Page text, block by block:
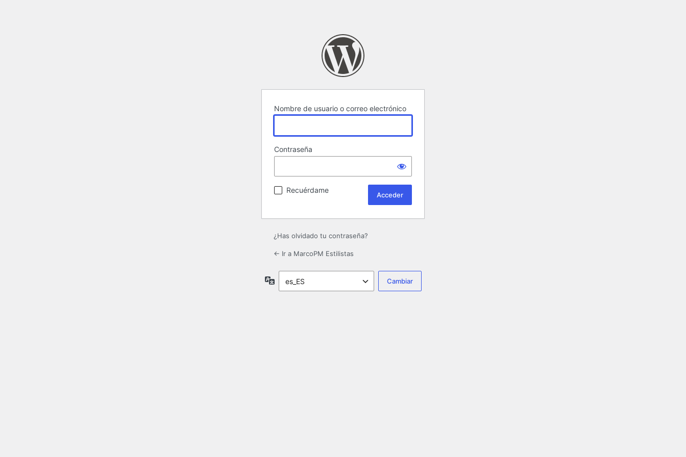
Nombre de usuario o correo electrónico
Contraseña
Recuérdame
¿Has olvidado tu contraseña?
← Ir a MarcoPM Estilistas
Idioma